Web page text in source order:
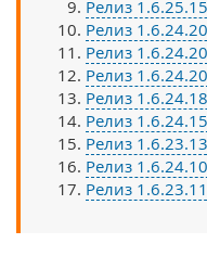
Релиз
Релиз
Релиз
Релиз
Релиз
Релиз
Релиз
Релиз
Релиз